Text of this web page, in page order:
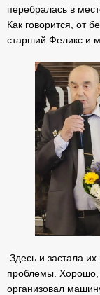
перебралась в
Как говорится, от
старший Феликс и
Здесь и застала
проблемы. Хорошо,
организовал